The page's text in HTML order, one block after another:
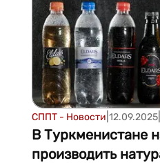
год, а каждую весну
разводят 8–10
СППТ - Новости 12.09.2025|
В Туркменистане
производить